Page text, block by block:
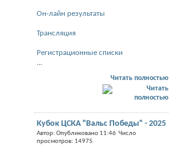
Он-лайн результаты
Трансляция
Регистрационные списки
Читать полностью
Кубок ЦСКА "Вальс Победы" - 2025
Автор: Опубликовано 11:46 Число
просмотров: 14975